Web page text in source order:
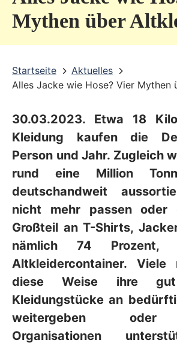
Mythen über
Startseite
Aktuelles
Alles Jacke wie Hose? Vier Mythen
30.03.2023. Etwa 18
Kleidung kaufen die
Person und Jahr. Zugleich
rund eine Million
deutschandweit
nicht mehr passen oder
Großteil an T-Shirts,
nämlich 74 Prozent,
Altkleidercontainer. Viele
diese Weise ihre gut
Kleidungstücke an
weitergeben oder
Organisationen